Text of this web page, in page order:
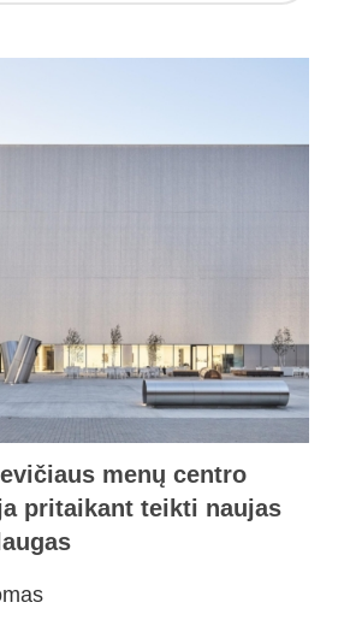
menų centro
pritaikant teikti naujas